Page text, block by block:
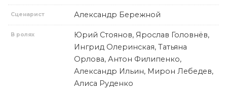
Сценарист Александр Бережной
В ролях
Юрий Стоянов, Ярослав Головнёв,
Ингрид Олеринская, Татьяна
Орлова, Антон Филипенко,
Александр Ильин, Мирон Лебедев,
Алиса Руденко